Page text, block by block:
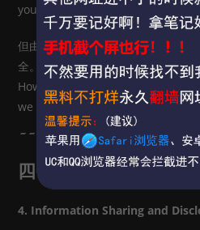
your data against loss, leakage,
但由于网络技术本身的局限性，我
全。
However, due to the inherent
we cannot guarantee absolute
四、信息共享与披露
4. Information Sharing and